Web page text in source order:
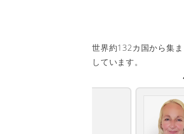
世界約132カ国から集
しています。